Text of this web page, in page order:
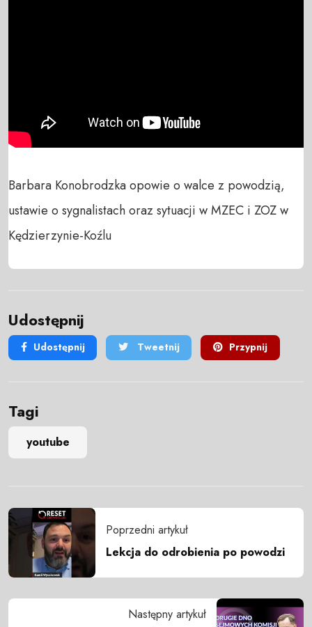
Barbara Konobrodzka opowie o walce z powodzią,
ustawie o sygnalistach oraz sytuacji w MZEC i ZOZ w
Kędzierzynie-Koźlu
Udostępnij
Udostępnij Tweetnij Przypnij
Tagi
youtube
Poprzedni artykuł
Lekcja do odrobienia po powodzi
Następny artykuł